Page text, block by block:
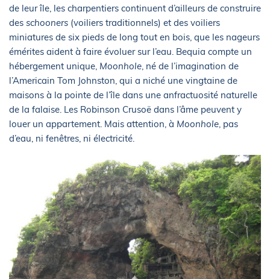
de leur île, les charpentiers continuent d’ailleurs de construire
des schooners (voiliers traditionnels) et des voiliers
miniatures de six pieds de long tout en bois, que les nageurs
émérites aident à faire évoluer sur l’eau. Bequia compte un
hébergement unique, Moonhole , né de l’imagination de
l’Americain Tom Johnston, qui a niché une vingtaine de
maisons à la pointe de l’île dans une anfractuosité naturelle
de la falaise. Les Robinson Crusoë dans l’âme peuvent y
louer un appartement. Mais attention, à Moonhole , pas
d’eau, ni fenêtres, ni électricité.